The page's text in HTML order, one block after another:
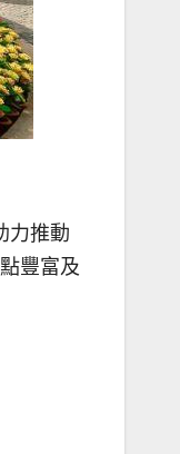
力推動
豐富及